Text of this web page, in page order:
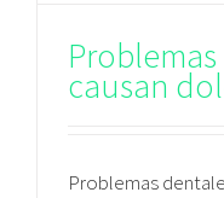
causan
Problemas